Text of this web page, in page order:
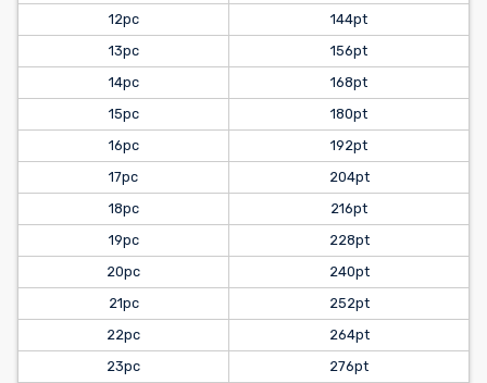
12pc
144pt
13pc
156pt
14pc
168pt
15pc
180pt
16pc
192pt
17pc
204pt
18pc
216pt
19pc
228pt
20pc
240pt
21pc
252pt
22pc
264pt
23pc
276pt